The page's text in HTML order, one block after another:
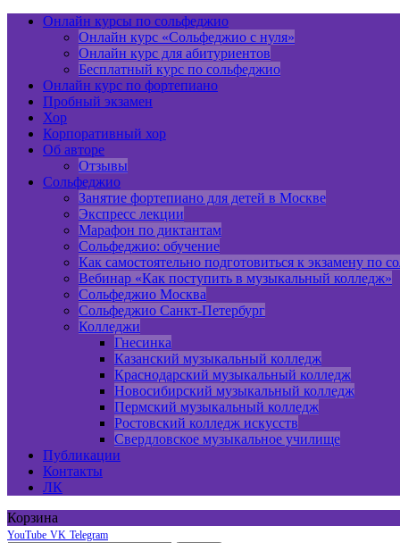
Онлайн курсы по сольфеджио
Онлайн курс «Сольфеджио с нуля»
Онлайн курс для абитуриентов
Бесплатный курс по сольфеджио
Онлайн курс по фортепиано
Пробный экзамен
Хор
Корпоративный хор
Об авторе
Отзывы
Сольфеджио
Занятие фортепиано для детей в Москве
Экспресс лекции
Марафон по диктантам
Сольфеджио: обучение
Как самостоятельно подготовиться к экзамену по
Вебинар «Как поступить в музыкальный колледж»
Сольфеджио Москва
Сольфеджио Санкт-Петербург
Колледжи
Гнесинка
Казанский музыкальный колледж
Краснодарский музыкальный колледж
Новосибирский музыкальный колледж
Пермский музыкальный колледж
Ростовский колледж искусств
Свердловское музыкальное училище
Публикации
Контакты
ЛК
Корзина
YouTube VK Telegram